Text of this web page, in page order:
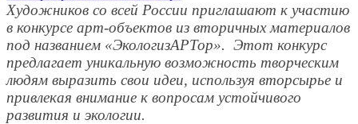
Художников со всей России приглашают к участию
в конкурсе арт-объектов из вторичных материалов
под названием «ЭкологизАРТор». Этот конкурс
предлагает уникальную возможность творческим
людям выразить свои идеи, используя вторсырье и
привлекая внимание к вопросам устойчивого
развития и экологии.